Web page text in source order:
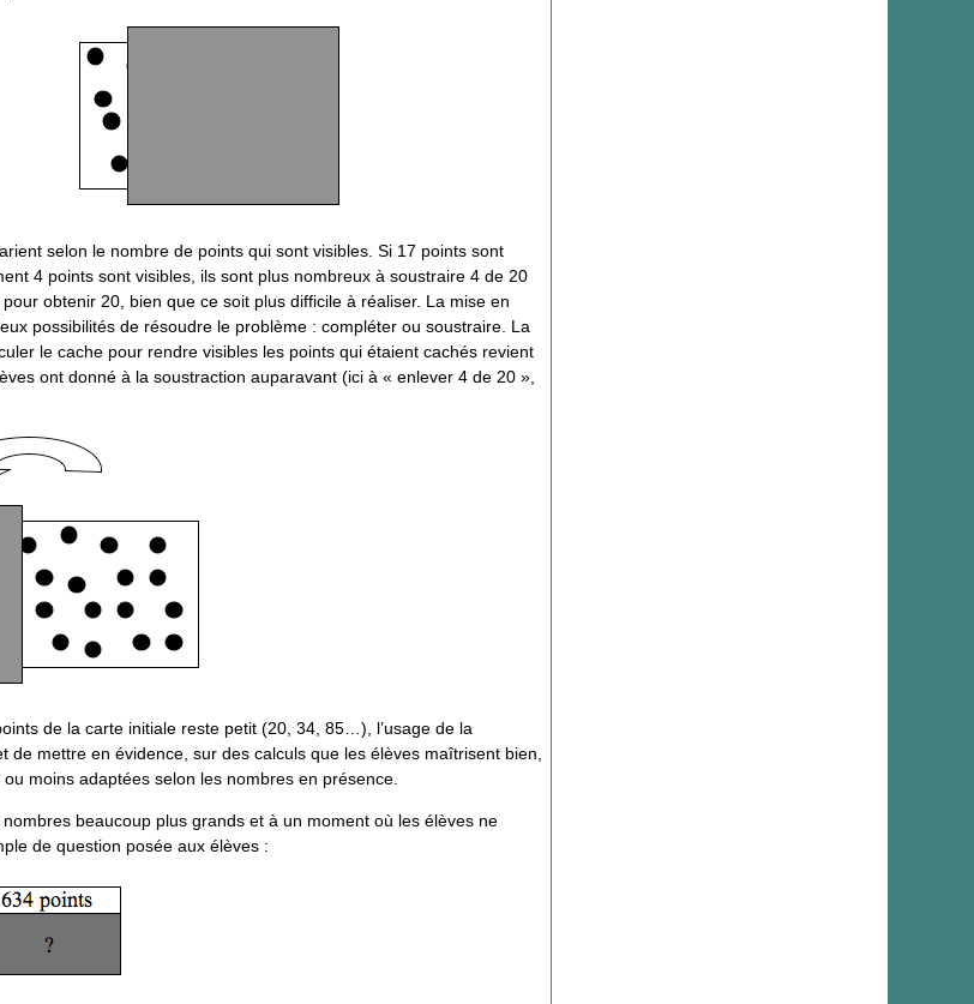
selon le nombre de points qui sont visibles. Si 17 points sont
4 points sont visibles, ils sont plus nombreux à soustraire 4 de 20
obtenir 20, bien que ce soit plus difficile à réaliser. La mise en
possibilités de résoudre le problème : compléter ou soustraire. La
le cache pour rendre visibles les points qui étaient cachés revient
ont donné à la soustraction auparavant (ici à « enlever 4 de 20 »,
de la carte initiale reste petit (20, 34, 85…), l’usage de la
mettre en évidence, sur des calculs que les élèves maîtrisent bien,
moins adaptées selon les nombres en présence.
beaucoup plus grands et à un moment où les élèves ne
de question posée aux élèves :